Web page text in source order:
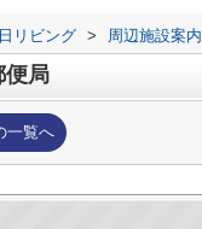
リビング > 周辺施設案内
便局
一覧へ